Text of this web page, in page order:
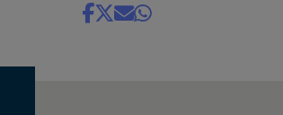
Share